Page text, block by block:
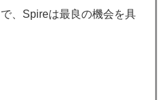
、Spireは最良の機会を具